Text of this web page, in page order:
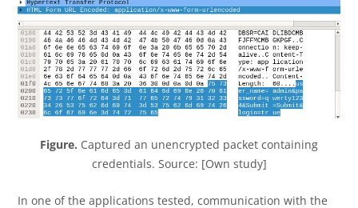
Figure. Captured an unencrypted packet containing
credentials. Source: [Own study]
In one of the applications tested, communication with the